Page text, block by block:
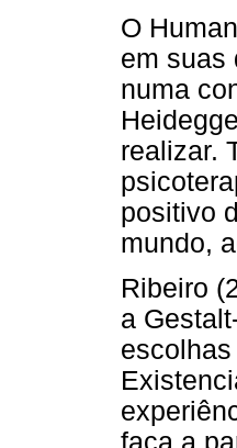
O
em suas
numa
realizar.
positivo
mundo,
Ribeiro
a